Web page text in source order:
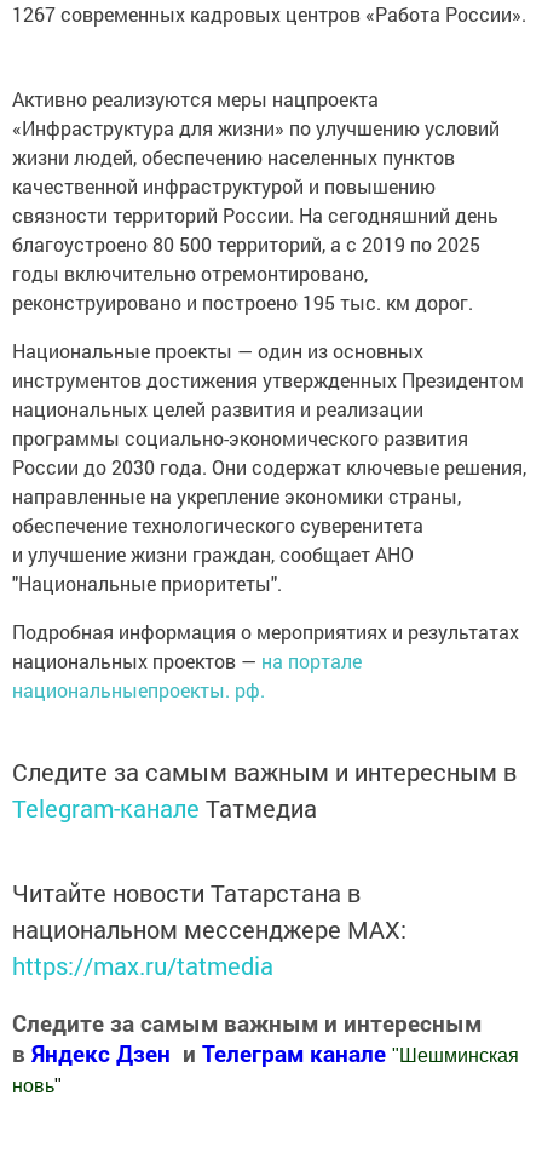
1267 современных кадровых центров «Работа России».
Активно реализуются меры нацпроекта
«Инфраструктура для жизни» по улучшению условий
жизни людей, обеспечению населенных пунктов
качественной инфраструктурой и повышению
связности территорий России. На сегодняшний день
благоустроено 80 500 территорий, а с 2019 по 2025
годы включительно отремонтировано,
реконструировано и построено 195 тыс. км дорог.
Национальные проекты — один из основных
инструментов достижения утвержденных Президентом
национальных целей развития и реализации
программы социально-экономического развития
России до 2030 года. Они содержат ключевые решения,
направленные на укрепление экономики страны,
обеспечение технологического суверенитета
и улучшение жизни граждан, сообщает АНО
"Национальные приоритеты".
Подробная информация о мероприятиях и результатах
национальных проектов — на портале
национальныепроекты. рф.
Следите за самым важным и интересным в
Telegram-канале Татмедиа
Читайте новости Татарстана в
национальном мессенджере MАХ:
https://max.ru/tatmedia
Следите за самым важным и интересным
в Яндекс Дзен и Телеграм канале " Шешминская
новь"